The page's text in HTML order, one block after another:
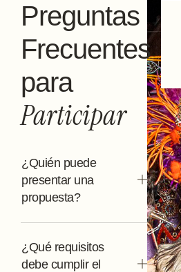
Preguntas
Frecuentes
para
Participar
¿Quién puede
presentar una
propuesta?
¿Qué requisitos
debe cumplir el